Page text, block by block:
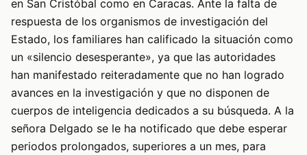
en San Cristóbal como en Caracas. Ante la falta de
respuesta de los organismos de investigación del
Estado, los familiares han calificado la situación como
un «silencio desesperante», ya que las autoridades
han manifestado reiteradamente que no han logrado
avances en la investigación y que no disponen de
cuerpos de inteligencia dedicados a su búsqueda. A la
señora Delgado se le ha notificado que debe esperar
periodos prolongados, superiores a un mes, para